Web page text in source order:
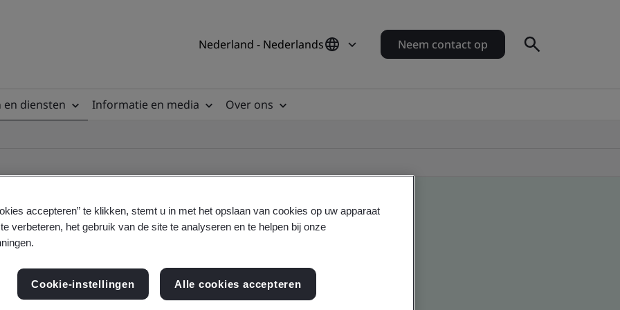
Nederland - Nederlands Neem contact op
en diensten Informatie en media
Over ons
- Validation and Verification
accepteren” te klikken, stemt u in met het opslaan van cookies op uw apparaat
verbeteren, het gebruik van de site te analyseren en te helpen bij onze
Cookie-instellingen Alle cookies accepteren